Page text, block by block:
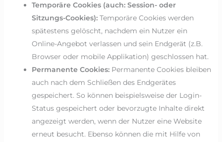
Temporäre Cookies (auch: Session- oder
Sitzungs-Cookies):Temporäre Cookies werden
spätestens gelöscht, nachdem ein Nutzer ein
Online-Angebot verlassen und sein Endgerät (z.B.
Browser oder mobile Applikation) geschlossen hat.
Permanente Cookies:Permanente Cookies bleiben
auch nach dem Schließen des Endgerätes
gespeichert. So können beispielsweise der Login-
Status gespeichert oder bevorzugte Inhalte direkt
angezeigt werden, wenn der Nutzer eine Website
erneut besucht. Ebenso können die mit Hilfe von